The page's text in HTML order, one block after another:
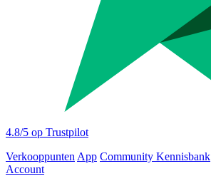
4.8/5 op Trustpilot
Verkooppunten App Community Kennisbank
Account